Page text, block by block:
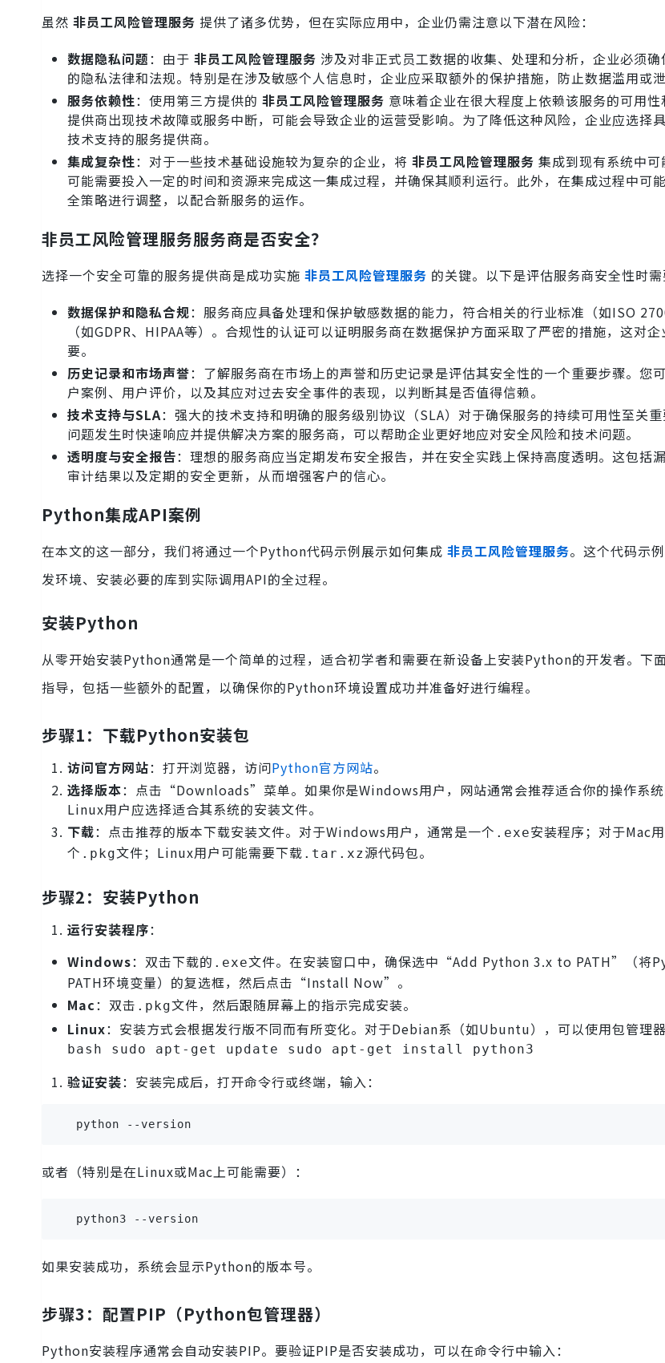
虽然 非员工风险管理服务 提供了诸多优势，但在实际应用中，企业仍需注意以下潜在风险：
数据隐私问题：由于 非员工风险管理服务 涉及对非正式员工数据的收集、处理和分析，企业必须
的隐私法律和法规。特别是在涉及敏感个人信息时，企业应采取额外的保护措施，防止数据滥用或泄
服务依赖性：使用第三方提供的 非员工风险管理服务 意味着企业在很大程度上依赖该服务的可用
提供商出现技术故障或服务中断，可能会导致企业的运营受影响。为了降低这种风险，企业应选择
技术支持的服务提供商。
集成复杂性：对于一些技术基础设施较为复杂的企业，将 非员工风险管理服务 集成到现有系统中
可能需要投入一定的时间和资源来完成这一集成过程，并确保其顺利运行。此外，在集成过程中可
全策略进行调整，以配合新服务的运作。
非员工风险管理服务服务商是否安全？
选择一个安全可靠的服务提供商是成功实施 非员工风险管理服务 的关键。以下是评估服务商安全性时需
数据保护和隐私合规：服务商应具备处理和保护敏感数据的能力，符合相关的行业标准（如ISO
（如GDPR、HIPAA等）。合规性的认证可以证明服务商在数据保护方面采取了严密的措施，这对
要。
历史记录和市场声誉：了解服务商在市场上的声誉和历史记录是评估其安全性的一个重要步骤。您
户案例、用户评价，以及其应对过去安全事件的表现，以判断其是否值得信赖。
技术支持与SLA：强大的技术支持和明确的服务级别协议（SLA）对于确保服务的持续可用性至关
问题发生时快速响应并提供解决方案的服务商，可以帮助企业更好地应对安全风险和技术问题。
透明度与安全报告：理想的服务商应当定期发布安全报告，并在安全实践上保持高度透明。这包括
审计结果以及定期的安全更新，从而增强客户的信心。
Python集成API案例
在本文的这一部分，我们将通过一个Python代码示例展示如何集成 非员工风险管理服务。这个代码示
发环境、安装必要的库到实际调用API的全过程。
安装Python
从零开始安装Python通常是一个简单的过程，适合初学者和需要在新设备上安装Python的开发者。下
指导，包括一些额外的配置，以确保你的Python环境设置成功并准备好进行编程。
步骤1：下载Python安装包
访问官方网站：打开浏览器，访问Python官方网站。
选择版本：点击“Downloads”菜单。如果你是Windows用户，网站通常会推荐适合你的操作系统
Linux用户应选择适合其系统的安装文件。
下载：点击推荐的版本下载安装文件。对于Windows用户，通常是一个 .exe安装程序；对于Mac
个 .pkg文件；Linux用户可能需要下载 .tar.xz源代码包。
步骤2：安装Python
运行安装程序：
Windows：双击下载的 .exe文件。在安装窗口中，确保选中“Add Python 3.x to PATH”（将
PATH环境变量）的复选框，然后点击“Install Now”。
Mac：双击 .pkg文件，然后跟随屏幕上的指示完成安装。
Linux：安装方式会根据发行版不同而有所变化。对于Debian系（如Ubuntu），可以使用包管理器
bash sudo apt-get update sudo apt-get install python3
验证安装：安装完成后，打开命令行或终端，输入：
   python --version
或者（特别是在Linux或Mac上可能需要）：
   python3 --version
如果安装成功，系统会显示Python的版本号。
步骤3：配置PIP（Python包管理器）
Python安装程序通常会自动安装PIP。要验证PIP是否安装成功，可以在命令行中输入：